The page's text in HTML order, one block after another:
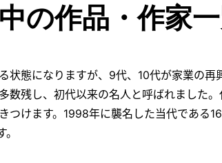
の作品・作家
態になりますが、9代、10代が家業の再
数残し、初代以来の名人と呼ばれました
つけます。1998年に襲名した当代である